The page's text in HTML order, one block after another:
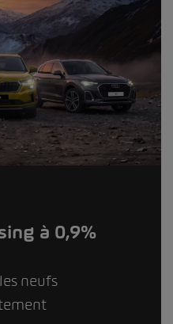
à 0,9%
neufs